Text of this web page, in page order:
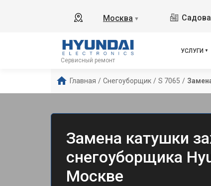
Москва ▼
Сервисный ремонт
УСЛУГИ
Главная / Снегоуборщик / S 7065 /
Замена катушки
снегоуборщика
Москве